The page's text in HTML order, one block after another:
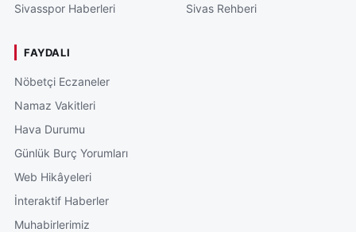
Sivasspor Haberleri
Sivas Rehberi
FAYDALI
Nöbetçi Eczaneler
Namaz Vakitleri
Hava Durumu
Günlük Burç Yorumları
Web Hikâyeleri
İnteraktif Haberler
Muhabirlerimiz